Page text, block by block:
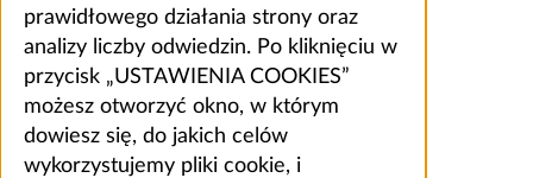
prawidłowego działania strony oraz
analizy liczby odwiedzin. Po kliknięciu w
przycisk „USTAWIENIA COOKIES”
możesz otworzyć okno, w którym
dowiesz się, do jakich celów
wykorzystujemy pliki cookie, i